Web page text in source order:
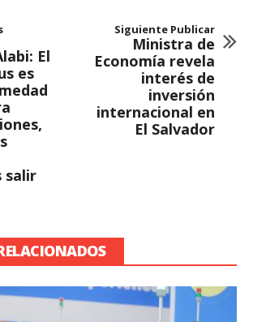
El
es
salir
Siguiente Publicar
Ministra de
Economía revela
interés de
inversión
internacional en
El Salvador